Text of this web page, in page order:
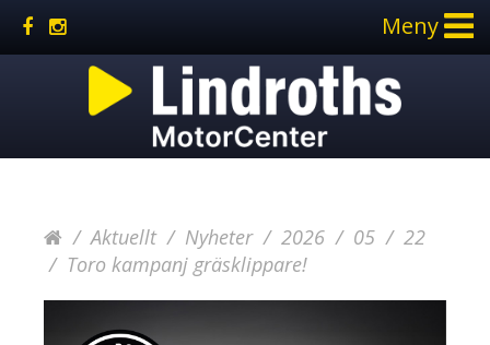
Meny
Aktuellt Nyheter 2026 05
22
Toro kampanj gräsklippare!